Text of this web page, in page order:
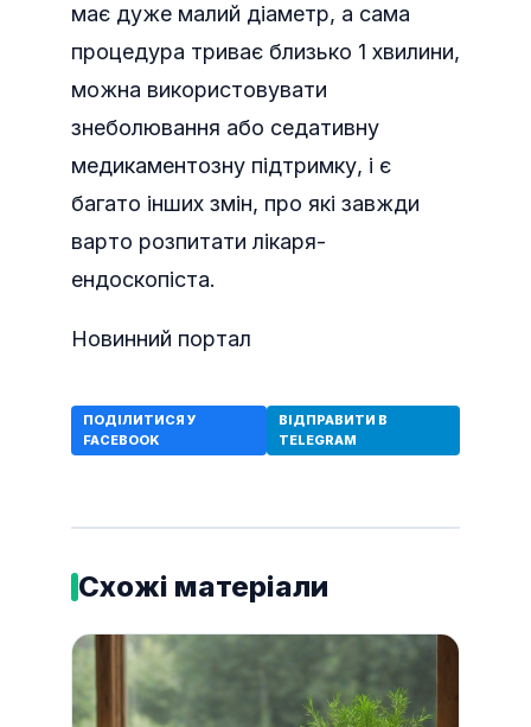
має дуже малий діаметр, а сама
процедура триває близько 1 хвилини,
можна використовувати
знеболювання або седативну
медикаментозну підтримку, і є
багато інших змін, про які завжди
варто розпитати лікаря-
ендоскопіста.
Новинний портал
ПОДІЛИТИСЯ У
FACEBOOK
ВІДПРАВИТИ В
TELEGRAM
Схожі матеріали